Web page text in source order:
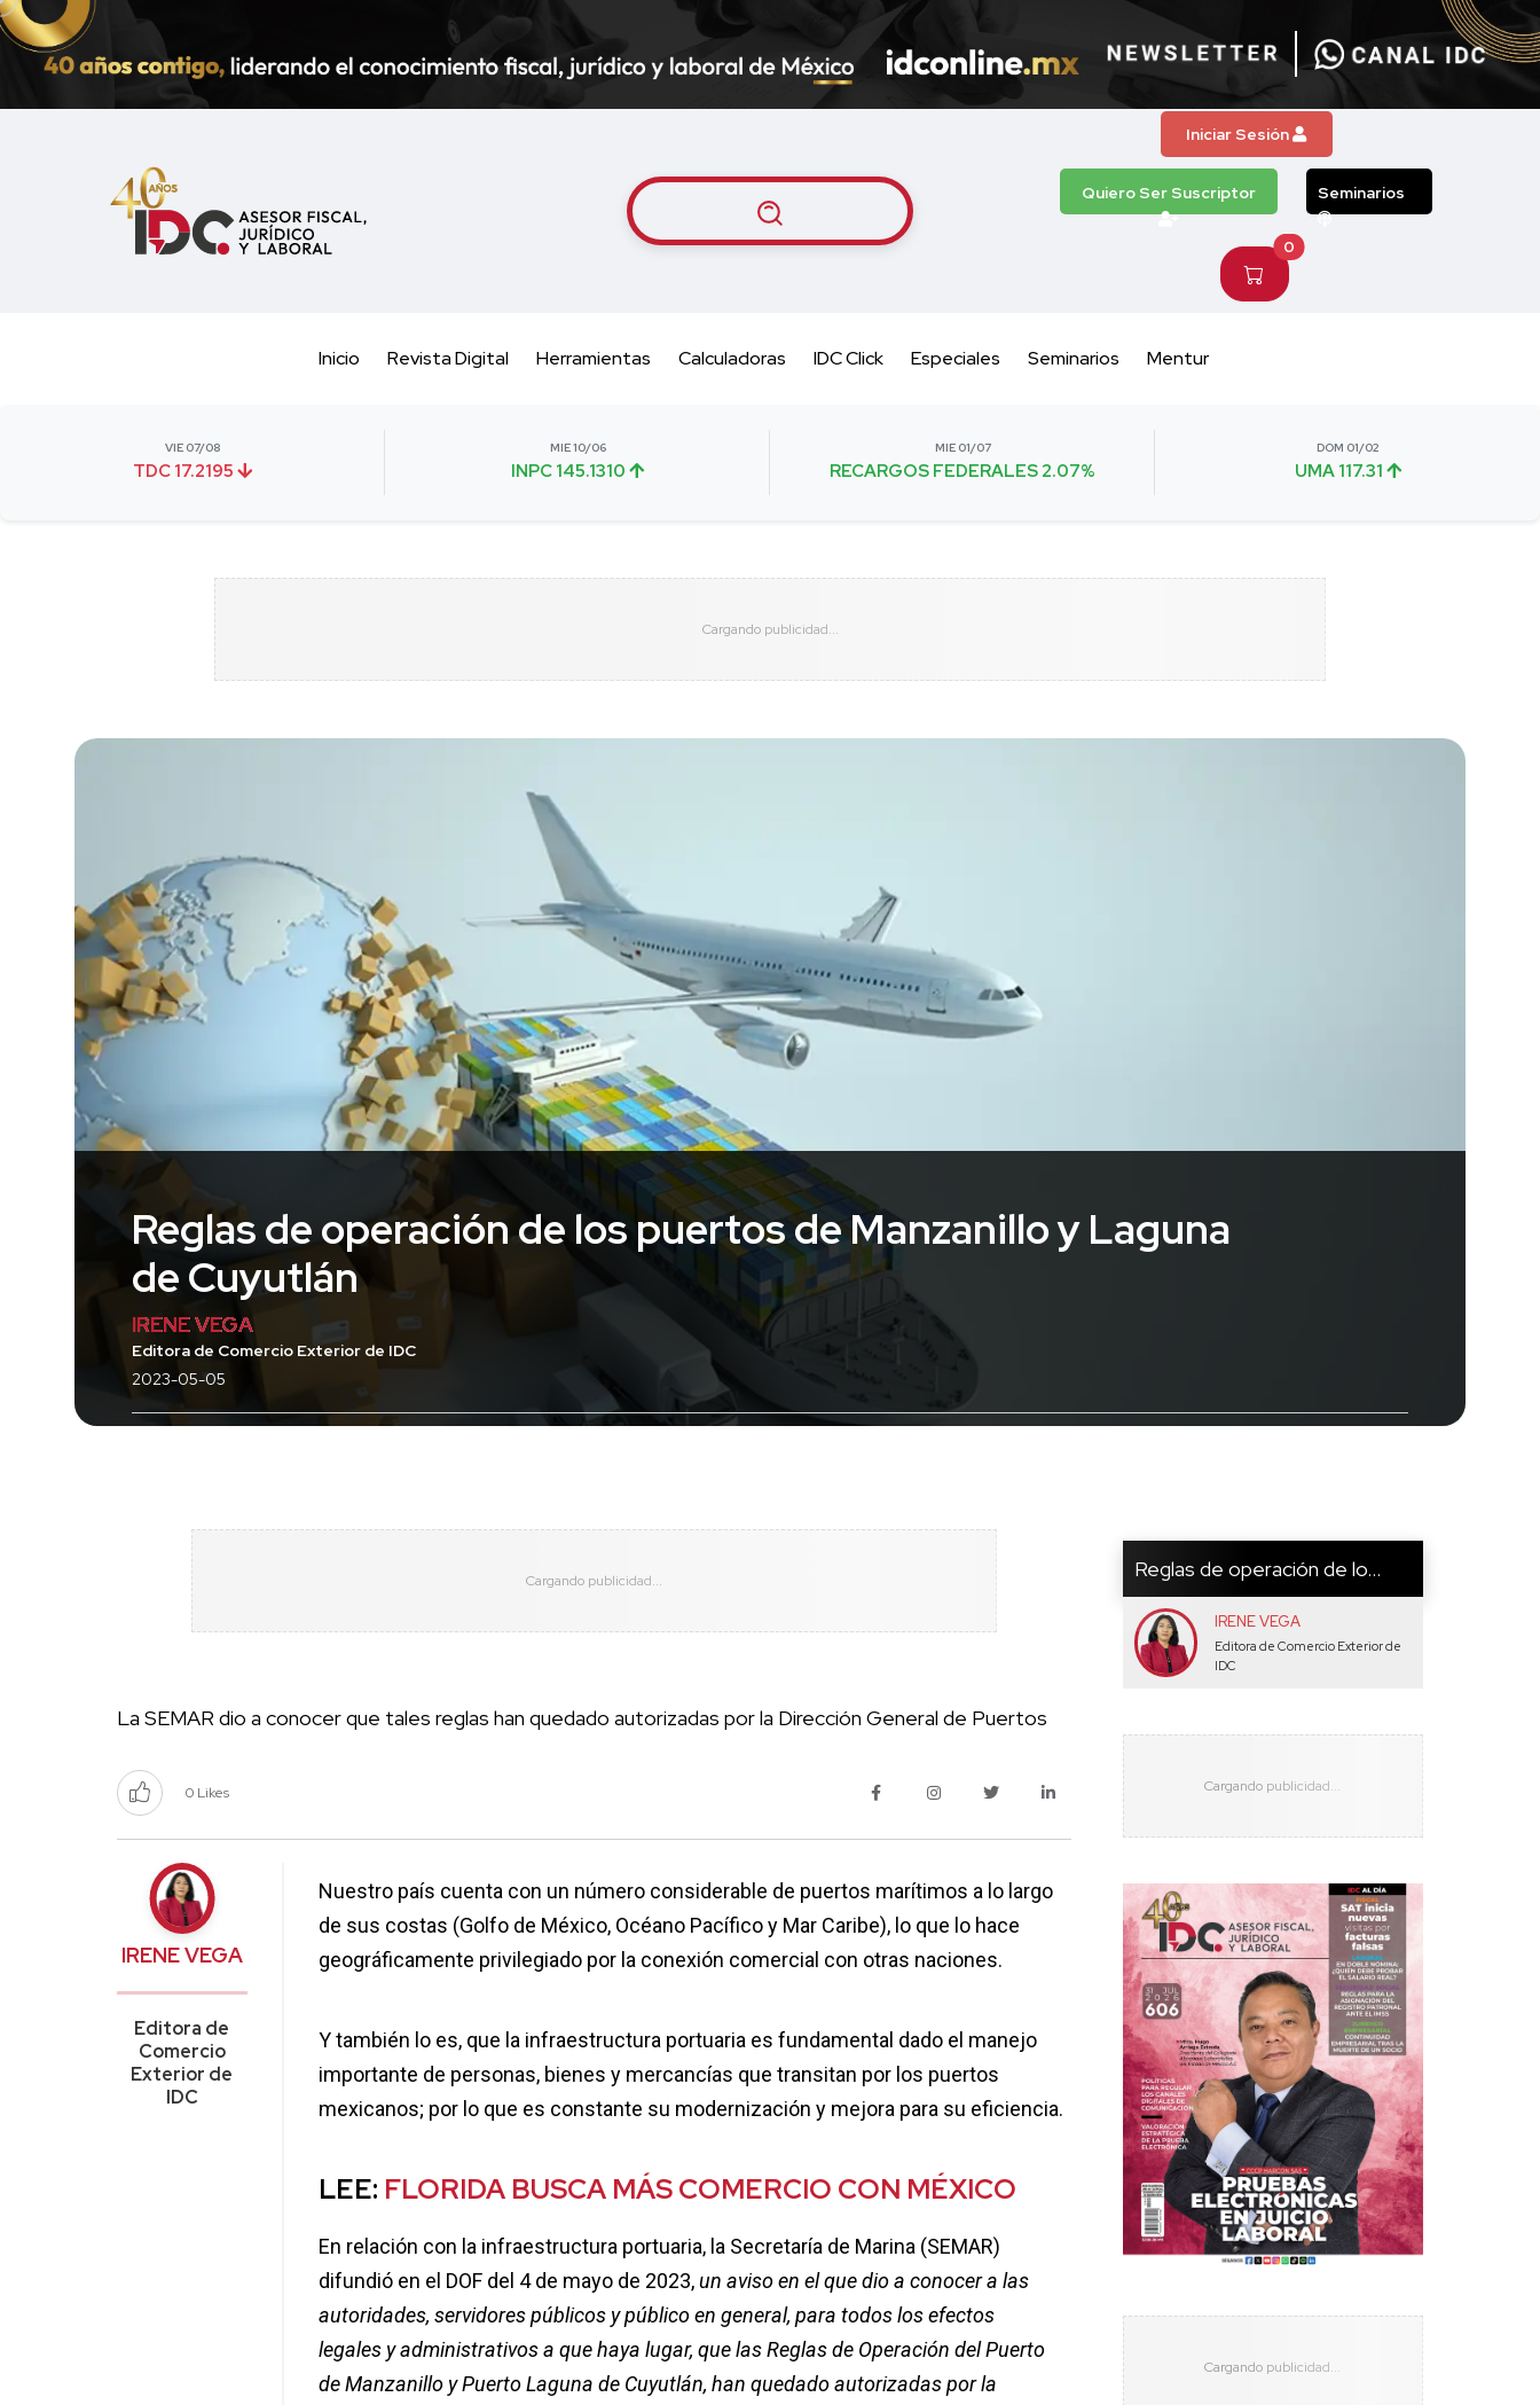
Iniciar Sesión
Quiero Ser Suscriptor Seminarios
0
Inicio Revista Digital Herramientas Calculadoras IDC Click Especiales Seminarios Mentur
VIE 07/08
TDC 17.2195
MIE 10/06
INPC 145.1310
MIE 01/07
RECARGOS FEDERALES 2.07%
DOM 01/02
UMA 117.31
Reglas de operación de los puertos de Manzanillo y Laguna
de Cuyutlán
IRENE VEGA
Editora de Comercio Exterior de IDC
2023-05-05
La SEMAR dio a conocer que tales reglas han quedado autorizadas por la Dirección General de Puertos
0 Likes
IRENE VEGA
Editora de
Comercio
Exterior de
IDC
Nuestro país cuenta con un número considerable de puertos marítimos a lo largo
de sus costas (Golfo de México, Océano Pacífico y Mar Caribe), lo que lo hace
geográficamente privilegiado por la conexión comercial con otras naciones.
Y también lo es, que la infraestructura portuaria es fundamental dado el manejo
importante de personas, bienes y mercancías que transitan por los puertos
mexicanos; por lo que es constante su modernización y mejora para su eficiencia.
LEE: FLORIDA BUSCA MÁS COMERCIO CON MÉXICO
En relación con la infraestructura portuaria, la Secretaría de Marina (SEMAR)
difundió en el DOF del 4 de mayo de 2023,un aviso en el que dio a conocer a las
autoridades, servidores públicos y público en general, para todos los efectos
legales y administrativos a que haya lugar, que las Reglas de Operación del Puerto
de Manzanillo y Puerto Laguna de Cuyutlán, han quedado autorizadas por la
Reglas de operación de lo...
IRENE VEGA
Editora de Comercio Exterior de
IDC